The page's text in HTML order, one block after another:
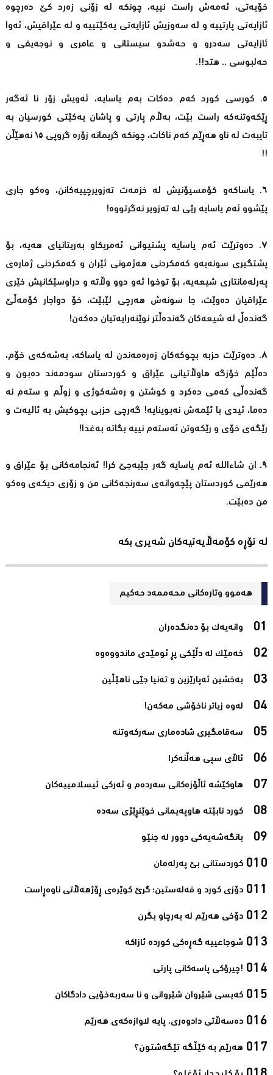
خۆیەتی، ئەمەش راست نییە، چونکە لە زۆنی زەرد کێ دەرچوە
ئازایەتی پارتییە و لە سەوزیش ئازایەتی یەکێتییە و لە عێراقیش، ئەوا
ئازایەتی سەدرو و حەشدو سیستانی و عامری و نوجەیفی و
حەلبوسی .. ھتد!!.
٥. کورسی کورد کەم دەکات بەم یاسایە، ئەویش زۆر نا ئەگەر
ڕێکەوتنەکە راست بێت، بەڵام پارتی و پاشان یەکێتی کورسیان بە
تایبەت لە ناو ھەڕێم کەم ناکات، چونکە گریمانە زۆرە گروپی ١٥ نەھێڵن
!!
٦. یاساکەو کۆمسیۆنیش لە خزمەت تەزویرچییەکانن، وەکو جاری
پێشوو ئەم یاسایە رێی لە تەزویر نەگرتووە!
٧. دەوترێت ئەم یاسایە پشتیوانی ئەمریکاو بەریتانیای ھەیە، بۆ
پشتگیری سونەیەو کەمکردنی ھەژمونی ئێران و کەمکردنی ژمارەی
پەرلەمانتاری شیعەیە، بۆ توخوا ئەو دوو وڵاتە و دراوسێکانیش خێری
عێراقیان دەوێت، جا سونەش ھەرچی لێبێت، خۆ دواجار کۆمەڵێ
گەندەڵ لە شیعەکان گەندەڵتر نوێنەرایەتیان دەکەن!
٨. دەوترێت حزبە بچوکەکان زەرەمەندن لە یاساکە، بەشەکەی خۆم،
دەڵێم خۆزگە ھاوڵاتیانی عێراق و کوردستان سودمەند دەبون و
گەندەڵی کەمی دەکرد و کوشتن و رەشەکوژی و زوڵم و ستەم نە
دەما، ئیدی با ئێمەش نەبوینایە! گەرچی حزبی بچوکیش بە ئالیەت و
رێگەی خۆی و رێکەوتن ئەستەم نییە بگاتە بەغدا!
٩. ان شاءالله ئەم یاسایە گەر جێبەجێ کرا! ئەنجامەکانی بۆ عێراق و
هه‌رێمی کوردستان پێچەوانەی سەرنجەکانی من و زۆری دیكەی وەکو
من دەبێت.
لە تۆڕە کۆمەڵایەتیەکان شەیری بکە
هەموو وتارەکانی محه‌ممه‌د حه‌كیم
وانەیەک بۆ دەنگدەران‌
خەمێک لە دڵێکی پڕ ئومێدی ماندووەوە‌
بەخشین ئەپارێزین و تەنیا جێی ناھێڵین‌
لەوە زیاتر ناخۆشی مەکەن!‌
سەقامگیری شادەماری سەرکەوتنە‌
ئاڵای سپی هەڵنەکرا‌
هاوکێشە ئاڵۆزەکانی سەردەم و ئەرکی ئیسلامیيەکان‌
کورد نابێتە هاوپەیمانی خوێنڕێژی سەدە‌
بانگەشەیەکی دوور لە جنێو‌
کوردستانی بێ پەرلەمان‌
دۆزی کورد و فەلەستین؛ گرێ کوێرەی ڕۆژھەڵاتی ناوەڕاست‌
دۆخی هەرێم لە بەرچاو بگرن‌
شوجاعییە گەڕەکی کوردە ئازاکە‌
!چیرۆکی پاسەکانی پارتی‌
کەیسی شێروان شێروانی و نا سەربەخۆیی دادگاکان‌
دەسەڵاتی دادوەری، پایه‌ لاوازه‌كەی هه‌رێم‌
ھەرێم بە کێڵگە تێگەشتون؟‌